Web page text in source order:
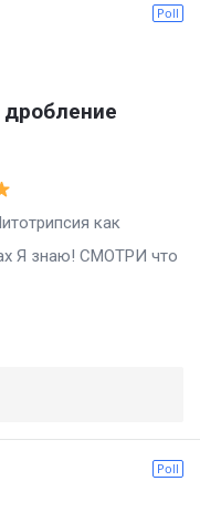
Poll
дробление
как
Я знаю! СМОТРИ что
Poll